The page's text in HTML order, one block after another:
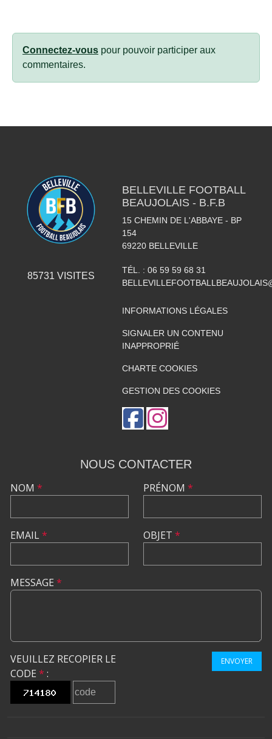
Connectez-vous pour pouvoir participer aux
commentaires.
85731 VISITES
BELLEVILLE FOOTBALL
BEAUJOLAIS - B.F.B
15 CHEMIN DE L'ABBAYE - BP
154
69220 BELLEVILLE
TÉL. : 06 59 59 68 31
INFORMATIONS LÉGALES
SIGNALER UN CONTENU
INAPPROPRIÉ
CHARTE COOKIES
GESTION DES COOKIES
NOUS CONTACTER
NOM *
EMAIL*
PRÉNOM *
OBJET *
MESSAGE *
VEUILLEZ RECOPIER LE
CODE * :
ENVOYER